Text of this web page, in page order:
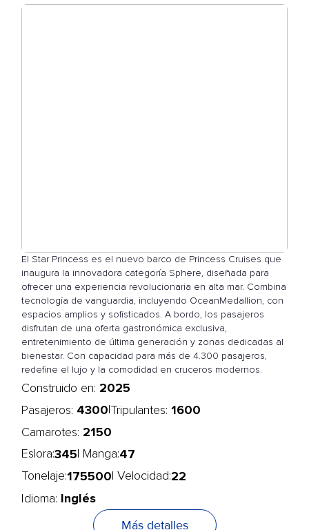
El Star Princess es el nuevo barco de Princess Cruises que
inaugura la innovadora categoría Sphere, diseñada para
ofrecer una experiencia revolucionaria en alta mar. Combina
tecnología de vanguardia, incluyendo OceanMedallion, con
espacios amplios y sofisticados. A bordo, los pasajeros
disfrutan de una oferta gastronómica exclusiva,
entretenimiento de última generación y zonas dedicadas al
bienestar. Con capacidad para más de 4.300 pasajeros,
redefine el lujo y la comodidad en cruceros modernos.
Construido en: 2025
Pasajeros: 4300 Tripulantes: 1600
Camarotes: 2150
Eslora:345 | Manga:47
Tonelaje:175500 | Velocidad:22
Idioma: Inglés
Más detalles